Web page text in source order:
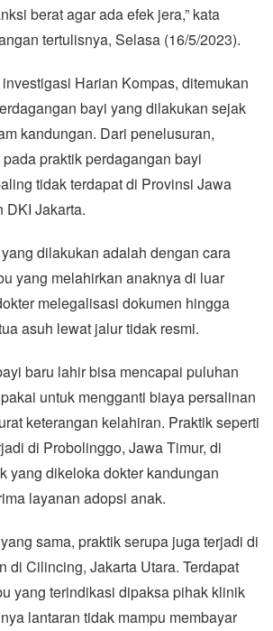
berat agar ada efek jera,” kata
tertulisnya, Selasa (16/5/2023).
Harian Kompas, ditemukan
bayi yang dilakukan sejak
kandungan. Dari penelusuran,
praktik perdagangan bayi
tidak terdapat di Provinsi Jawa
DKI Jakarta.
dilakukan adalah dengan cara
yang melahirkan anaknya di luar
melegalisasi dokumen hingga
asuh lewat jalur tidak resmi.
baru lahir bisa mencapai puluhan
untuk mengganti biaya persalinan
keterangan kelahiran. Praktik seperti
di Probolinggo, Jawa Timur, di
yang dikeloka dokter kandungan
layanan adopsi anak.
sama, praktik serupa juga terjadi di
di Cilincing, Jakarta Utara. Terdapat
yang terindikasi dipaksa pihak klinik
lantaran tidak mampu membayar